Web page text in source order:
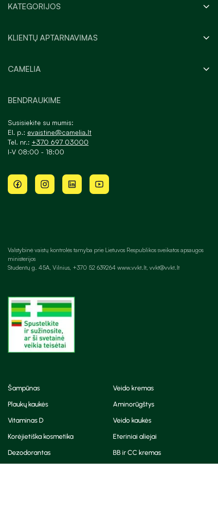
KATEGORIJOS
KLIENTŲ APTARNAVIMAS
CAMELIA
BENDRAUKIME
Susisiekite su mumis:
El. p.: evaistine@camelia.lt
Tel. nr.: +370 697 03000
I-V 08:00 - 18:00
Valstybinė vaistų kontrolės tarnyba prie Lietuvos Respublikos sveikatos apsaugos
ministerijos
Studentų g. 45A, Vilnius, +370 52 639264 www.vvkt.lt, vvkt@vvkt.lt
Šampūnas
Veido kremas
Plaukų kaukės
Aminorūgštys
Vitaminas D
Veido kaukės
Korėjietiška kosmetika
Eteriniai aliejai
Dezodorantas
BB ir CC kremas